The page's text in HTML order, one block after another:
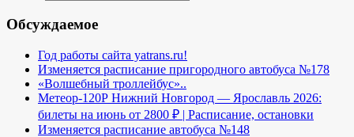
Обсуждаемое
Год работы сайта yatrans.ru!
Изменяется расписание пригородного автобуса №178
«Волшебный троллейбус»..
Метеор-120Р Нижний Новгород — Ярославль 2026:
билеты на июнь от 2800 ₽ | Расписание, остановки
Изменяется расписание автобуса №148